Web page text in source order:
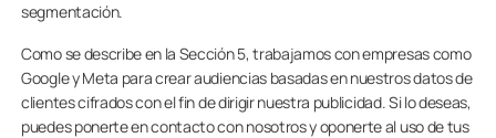
segmentación.
Como se describe en la Sección 5, trabajamos con empresas como
Google y Meta para crear audiencias basadas en nuestros datos de
clientes cifrados con el fin de dirigir nuestra publicidad. Si lo deseas,
puedes ponerte en contacto con nosotros y oponerte al uso de tus